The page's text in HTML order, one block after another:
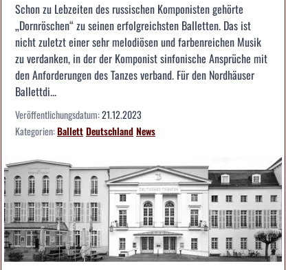
Schon zu Lebzeiten des russischen Komponisten gehörte
„Dornröschen“ zu seinen erfolgreichsten Balletten. Das ist
nicht zuletzt einer sehr melodiösen und farbenreichen Musik
zu verdanken, in der der Komponist sinfonische Ansprüche mit
den Anforderungen des Tanzes verband. Für den Nordhäuser
Ballettdi...
Veröffentlichungsdatum:21.12.2023
Kategorien:BallettDeutschlandNews